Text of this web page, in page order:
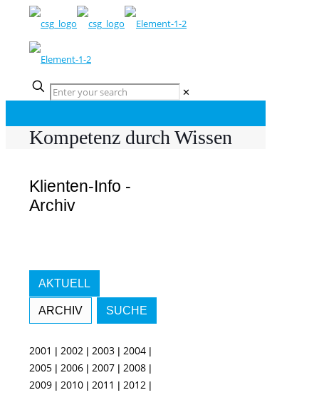
✕
Kompetenz durch Wissen
Klienten-Info -
Archiv
AKTUELL
ARCHIV SUCHE
2001 | 2002 | 2003 | 2004 |
2005 | 2006 | 2007 | 2008 |
2009 | 2010 | 2011 | 2012 |